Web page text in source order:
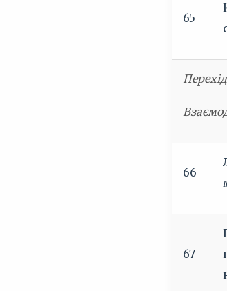
65
66
67